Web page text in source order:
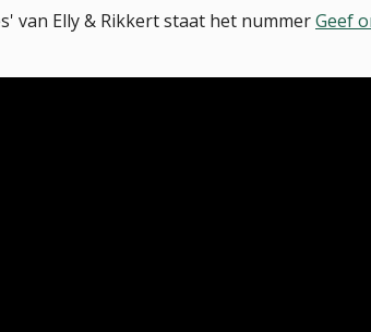
van Elly & Rikkert staat het nummerGeef